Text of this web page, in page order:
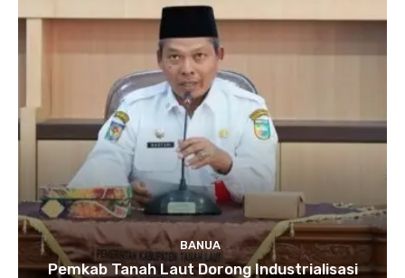
BANUA
Pemkab Tanah Laut Dorong Industrialisasi